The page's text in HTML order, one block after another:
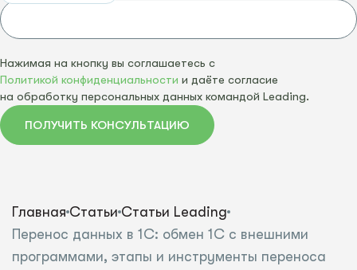
Нажимая на кнопку вы соглашаетесь с
Политикой конфиденциальности и даёте согласие
на обработку персональных данных командой Leading.
ПОЛУЧИТЬ КОНСУЛЬТАЦИЮ
Главная Статьи Статьи Leading
Перенос данных в 1С: обмен 1С с внешними
программами, этапы и инструменты переноса